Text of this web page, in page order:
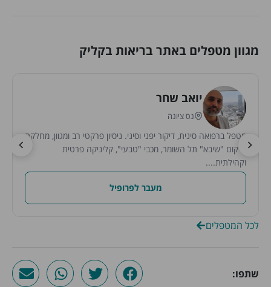
מגוון מטפלים באתר בריאות בקליק
יואב שחר
נס ציונה
מטפל ברפואה סינית, דיקור יפני וסיני. ניסיון פרקטי רב ומגוון, מחלקת
שיקום "שיבא" תל השומר, מכבי "טבעי", קליניקה פרטית
וקהילתית....
מעבר לפרופיל
לכל המטפלים
שתפו: